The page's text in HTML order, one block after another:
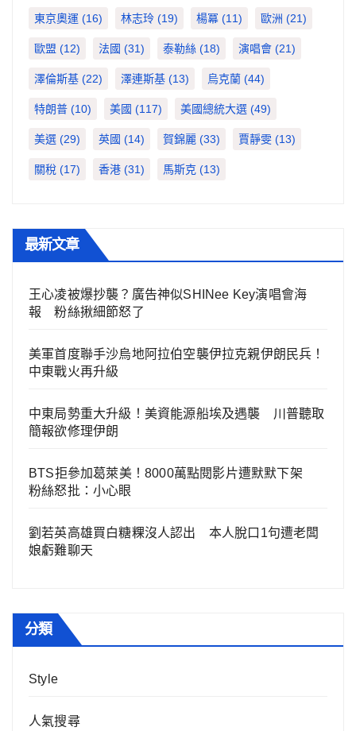
東京奧運 (16) 林志玲 (19) 楊冪 (11) 歐洲 (21)
歐盟 (12) 法國 (31) 泰勒絲 (18) 演唱會 (21)
澤倫斯基 (22) 澤連斯基 (13) 烏克蘭 (44)
特朗普 (10) 美國 (117) 美國總統大選 (49)
美選 (29) 英國 (14) 賀錦麗 (33) 賈靜雯 (13)
關稅 (17) 香港 (31) 馬斯克 (13)
最新文章
王心凌被爆抄襲？廣告神似SHINee Key演唱會海
報 粉絲揪細節怒了
美軍首度聯手沙烏地阿拉伯空襲伊拉克親伊朗民兵！
中東戰火再升級
中東局勢重大升級！美資能源船埃及遇襲 川普聽取
簡報欲修理伊朗
BTS拒參加葛萊美！8000萬點閱影片遭默默下架
粉絲怒批：小心眼
劉若英高雄買白糖粿沒人認出 本人脫口1句遭老闆
娘虧難聊天
分類
Style
人氣搜尋